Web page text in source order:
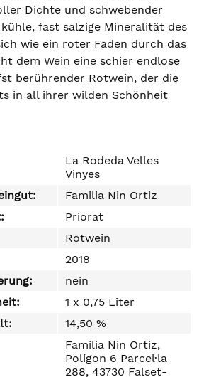
Dichte und schwebender
fast salzige Mineralität des
wie ein roter Faden durch das
dem Wein eine schier endlose
berührender Rotwein, der die
in all ihrer wilden Schönheit
La Rodeda Velles
Vinyes
Familia Nin Ortiz
Priorat
Rotwein
2018
nein
1 x 0,75 Liter
14,50 %
Familia Nin Ortiz,
Polígon 6 Parcel·la
288, 43730 Falset-